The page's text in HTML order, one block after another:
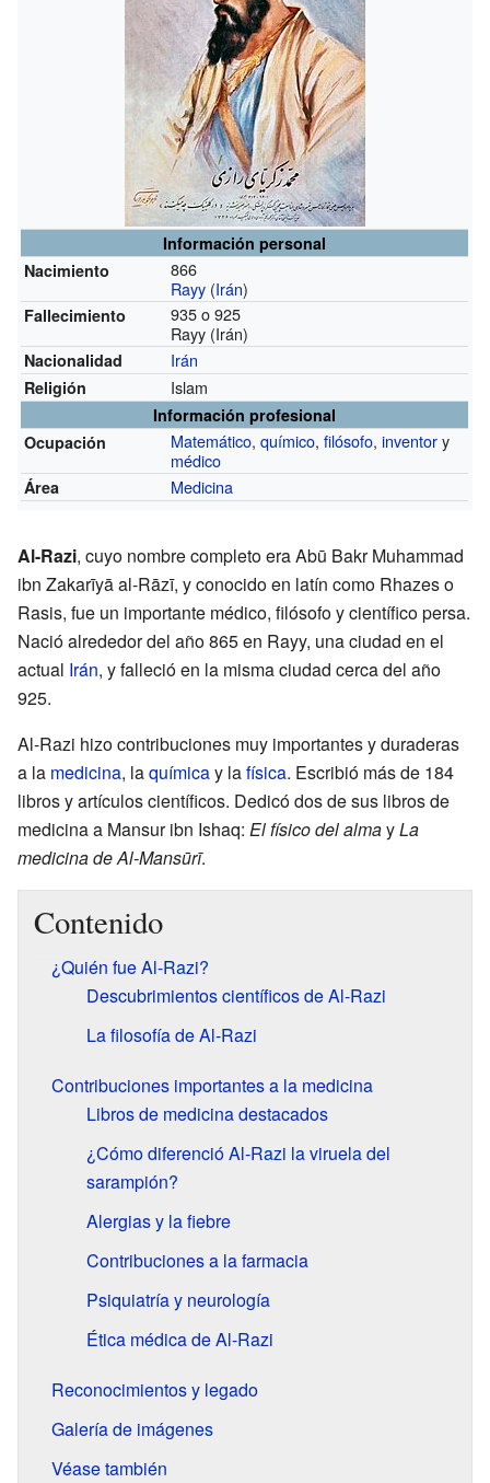
Información personal
Nacimiento
866
Rayy (Irán)
Fallecimiento
935 o 925
Rayy (Irán)
Nacionalidad Irán
Religión Islam
Información profesional
Ocupación
Matemático,químico,filósofo,inventory
médico
Área Medicina
Al-Razi, cuyo nombre completo era Abū Bakr Muhammad
ibn Zakarīyā al-Rāzī, y conocido en latín como Rhazes o
Rasis, fue un importante médico, filósofo y científico persa.
Nació alrededor del año 865 en Rayy, una ciudad en el
actual Irán, y falleció en la misma ciudad cerca del año
925.
Al-Razi hizo contribuciones muy importantes y duraderas
a la medicina, laquímicay lafísica. Escribió más de 184
libros y artículos científicos. Dedicó dos de sus libros de
medicina a Mansur ibn Ishaq: El físico del almayLa
medicina de Al-Mansūrī.
Contenido
¿Quién fue Al-Razi?
Descubrimientos científicos de Al-Razi
La filosofía de Al-Razi
Contribuciones importantes a la medicina
Libros de medicina destacados
¿Cómo diferenció Al-Razi la viruela del
sarampión?
Alergias y la fiebre
Contribuciones a la farmacia
Psiquiatría y neurología
Ética médica de Al-Razi
Reconocimientos y legado
Galería de imágenes
Véase también